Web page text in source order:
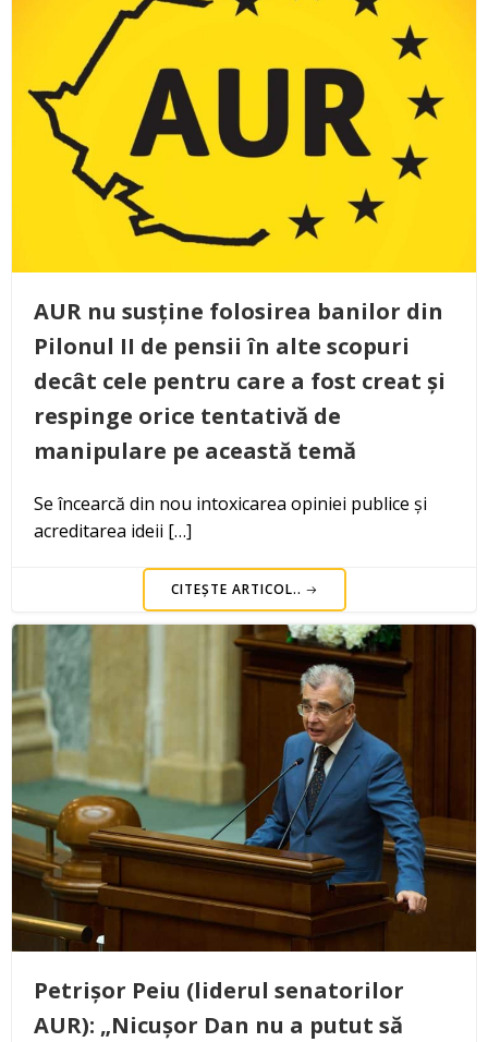
AUR nu susține folosirea banilor din
Pilonul II de pensii în alte scopuri
decât cele pentru care a fost creat și
respinge orice tentativă de
manipulare pe această temă
Se încearcă din nou intoxicarea opiniei publice și
acreditarea ideii […]
CITEȘTE ARTICOL..
Petrișor Peiu (liderul senatorilor
AUR): „Nicușor Dan nu a putut să